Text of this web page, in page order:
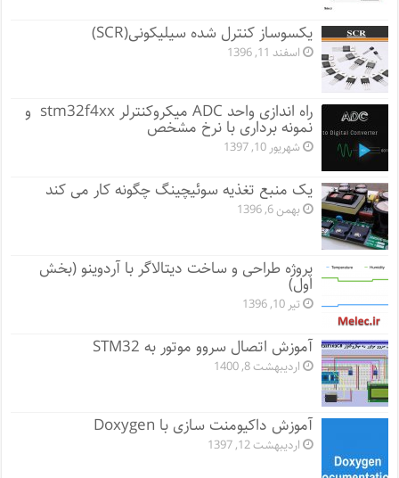
یکسوساز کنترل شده سیلیکونی(SCR)
اسفند 11, 1396
راه اندازی واحد ADC میکروکنترلر stm32f4xx و
نمونه برداری با نرخ مشخص
شهریور 10, 1397
یک منبع تغذیه سوئیچینگ چگونه کار می کند
بهمن 6, 1396
پروژه طراحی و ساخت دیتالاگر با آردوینو (بخش
اول)
تیر 10, 1396
آموزش اتصال سروو موتور به STM32
اردیبهشت 8, 1400
آموزش داکیومنت سازی با Doxygen
اردیبهشت 12, 1397